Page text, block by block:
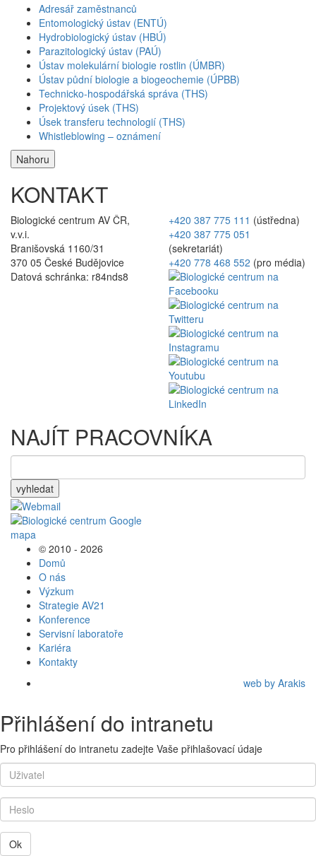
Adresář zaměstnanců
Entomologický ústav (ENTÚ)
Hydrobiologický ústav (HBÚ)
Parazitologický ústav (PAÚ)
Ústav molekulární biologie rostlin (ÚMBR)
Ústav půdní biologie a biogeochemie (ÚPBB)
Technicko-hospodářská správa (THS)
Projektový úsek (THS)
Úsek transferu technologií (THS)
Whistleblowing – oznámení
Nahoru
KONTAKT
Biologické centrum AV ČR,
v.v.i.
Branišovská 1160/31
370 05 České Budějovice
Datová schránka: r84nds8
+420 387 775 111 (ústředna)
+420 387 775 051
(sekretariát)
+420 778 468 552 (pro média)
NAJÍT PRACOVNÍKA
vyhledat
© 2010 - 2026
Domů
O nás
Výzkum
Strategie AV21
Konference
Servisní laboratoře
Kariéra
Kontakty
web by Arakis
Přihlášení do intranetu
Pro přihlášení do intranetu zadejte Vaše přihlašovací údaje
Ok